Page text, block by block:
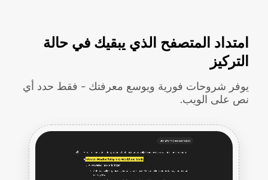
امتداد المتصفح الذي يبقيك في حالة
التركيز
يوفر شروحات فورية ويوسع معرفتك - فقط حدد أي
نص على الويب.